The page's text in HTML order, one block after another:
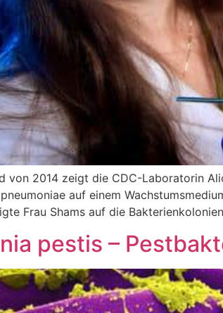
von 2014 zeigt die CDC-Laboratorin
auf einem
Frau Shams auf die
pestis –